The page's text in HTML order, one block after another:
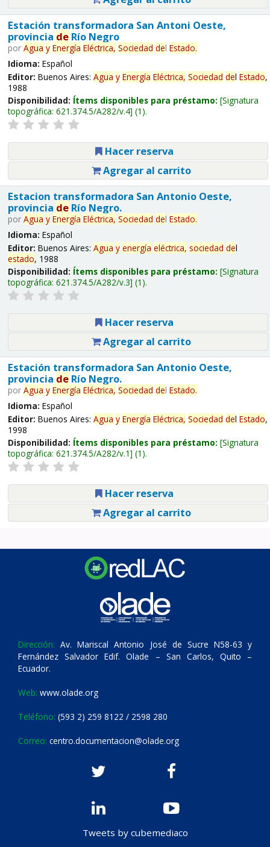
Estación transformadora San Antoni Oeste,
provincia deRío Negro
por Agua y Energía Eléctrica, Sociedad del Estado.
Idioma: Español
Editor: Buenos Aires: Agua y Energía Eléctrica, Sociedad del Estado,
1988
Disponibilidad: Ítems disponibles para préstamo: Signatura
topográfica: 621.374.5/A282/v.4 (1).
Hacer reserva
Agregar al carrito
Estacion transformadora San Antonio Oeste,
provincia deRío Negro.
por Agua y Energía Eléctrica, Sociedad del Estado.
Idioma: Español
Editor: Buenos Aires: Agua y energía eléctrica, sociedad del
estado, 1988
Disponibilidad: Ítems disponibles para préstamo: Signatura
topográfica: 621.374.5/A282/v.3 (1).
Hacer reserva
Agregar al carrito
Estación transformadora San Antonio Oeste,
provincia deRío Negro.
por Agua y Energía Eléctrica, Sociedad del Estado.
Idioma: Español
Editor: Buenos Aires: Agua y Energía Eléctrica, Sociedad del Estado,
1998
Disponibilidad: Ítems disponibles para préstamo: Signatura
topográfica: 621.374.5/A282/v.1 (1).
Hacer reserva
Agregar al carrito
Dirección: Av. Mariscal Antonio José de Sucre N58-63 y
Fernández Salvador Edif. Olade – San Carlos, Quito –
Ecuador.
Web: www.olade.org
Teléfono: (593 2) 259 8122 / 2598 280
Correo: centro.documentacion@olade.org
Tweets by cubemediaco